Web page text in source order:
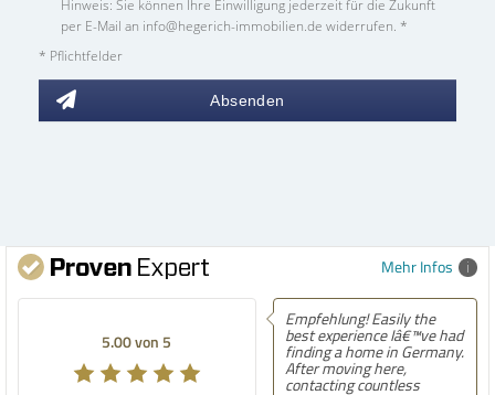
Hinweis: Sie können Ihre Einwilligung jederzeit für die Zukunft
per E-Mail an info@hegerich-immobilien.de widerrufen. *
* Pflichtfelder
Absenden
Mehr Infos
5.00 von 5
Empfehlung! Easily the
best experience Iâ€™ve had
finding a home in Germany.
After moving here,
contacting countless